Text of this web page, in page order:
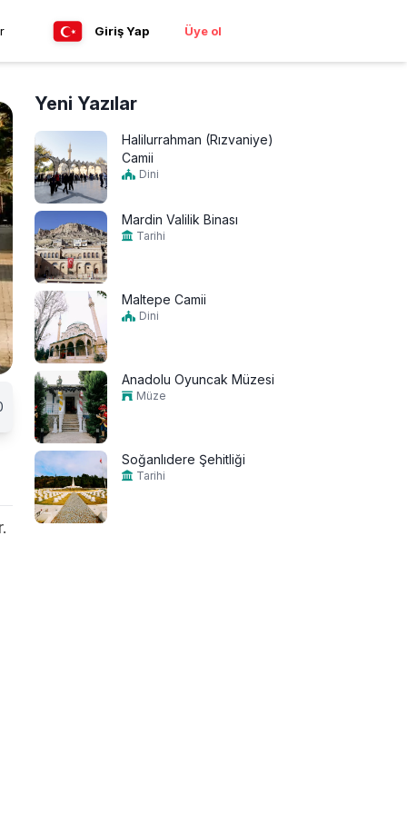
Giriş Yap Üye ol
Yeni Yazılar
Halilurrahman (Rızvaniye)
Camii
Dini
Mardin Valilik Binası
Tarihi
Maltepe Camii
Dini
Anadolu Oyuncak Müzesi
Müze
Soğanlıdere Şehitliği
Tarihi